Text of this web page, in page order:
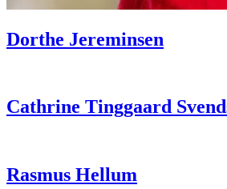
Dorthe Jereminsen
Cathrine Tinggaard
Rasmus Hellum